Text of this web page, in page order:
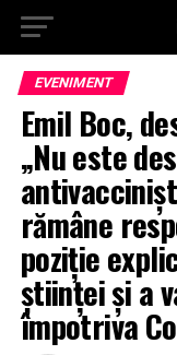
EVENIMENT
Emil Boc,
„Nu este
rămâne
poziție
științei și a
împotriva